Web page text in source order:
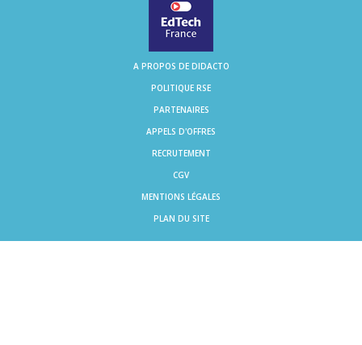
A PROPOS DE DIDACTO
POLITIQUE RSE
PARTENAIRES
APPELS D'OFFRES
RECRUTEMENT
CGV
MENTIONS LÉGALES
PLAN DU SITE